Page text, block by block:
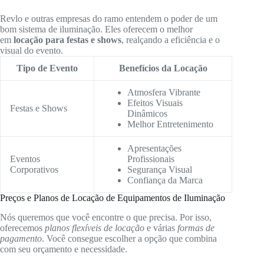
Revlo e outras empresas do ramo entendem o poder de um
bom sistema de iluminação. Eles oferecem o melhor
em locação para festas e shows, realçando a eficiência e o
visual do evento.
Tipo de Evento
Benefícios da Locação
Festas e Shows
Atmosfera Vibrante
Efeitos Visuais
Dinâmicos
Melhor Entretenimento
Eventos
Corporativos
Apresentações
Profissionais
Segurança Visual
Confiança da Marca
Preços e Planos de Locação de Equipamentos de Iluminação
Nós queremos que você encontre o que precisa. Por isso,
oferecemos planos flexíveis de locação e várias formas de
pagamento. Você consegue escolher a opção que combina
com seu orçamento e necessidade.